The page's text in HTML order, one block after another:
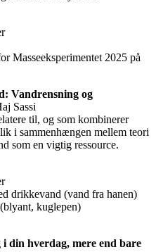
Masseeksperimentet 2025 på
Vandrensning og
Sassi
til, og som kombinerer
i sammenhængen mellem teori
som en vigtig ressource.
drikkevand (vand fra hanen)
kuglepen)
din hverdag, mere end bare